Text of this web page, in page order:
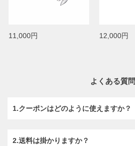
11,000円 12,000円
よくある質問
1.クーポンはどのように使えますか？
2.送料は掛かりますか？